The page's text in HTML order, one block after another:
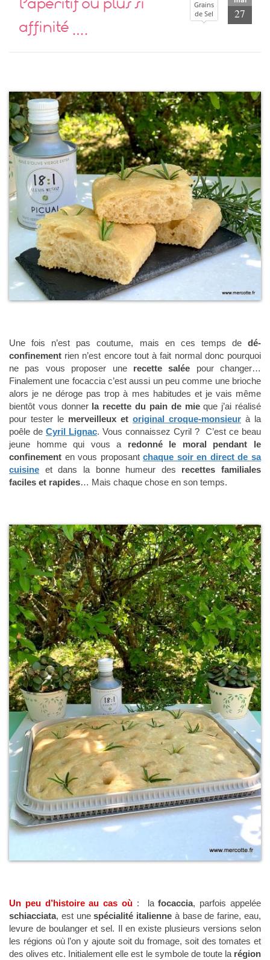
l’apéritif ou plus si
affinité ….
Grains
de Sel
27
Une fois n’est pas coutume, mais en ces temps dedé-
confinement rien n’est encore tout à fait normal donc pourquoi
ne pas vous proposer une recette salée pour changer…
Finalement une focaccia c’est aussi un peu comme une brioche
alors je ne déroge pas trop à mes habitudes et je vais même
bientôt vous donner la recette du pain de mieque j’ai réalisé
pour tester le merveilleux et original croque-monsieur à la
poêle de Cyril Lignac. Vous connaissez Cyril ? C’est ce beau
jeune homme qui vous a redonné le moral pendant le
confinement en vous proposantchaque soir en direct de sa
cuisine et dans la bonne humeur des recettes familiales
faciles et rapides… Mais chaque chose en son temps.
Un peu d’histoire au cas où : lafocaccia, parfois appelée
schiacciata, est unespécialité italienne à base de farine, eau,
levure de boulanger et sel. Il en existe plusieurs versions selon
les régions où l’on y ajoute soit du fromage, soit des tomates et
des olives etc. Initialement elle est le symbole de toute la région